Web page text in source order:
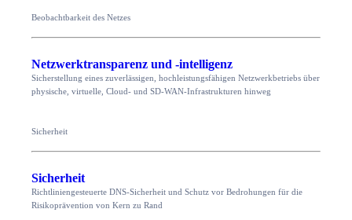
Beobachtbarkeit des Netzes
Netzwerktransparenz und -intelligenz
Sicherstellung eines zuverlässigen, hochleistungsfähigen Netzwerkbetriebs über
physische, virtuelle, Cloud- und SD-WAN-Infrastrukturen hinweg
Sicherheit
Sicherheit
Richtliniengesteuerte DNS-Sicherheit und Schutz vor Bedrohungen für die
Risikoprävention von Kern zu Rand